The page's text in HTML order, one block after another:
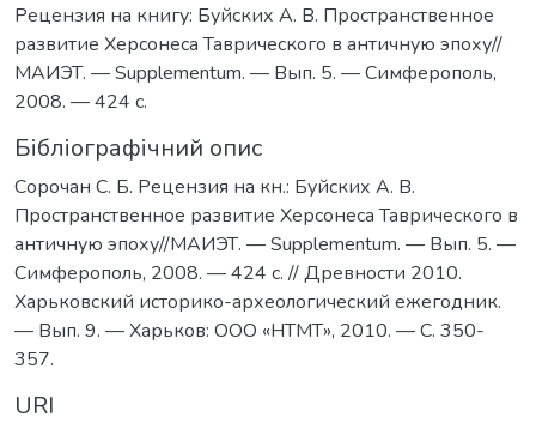
Рецензия на книгу: Буйских А. В. Пространственное
развитие Херсонеса Таврического в античную эпоху//
МАИЭТ. — Supplementum. — Вып. 5. — Симферополь,
2008. — 424 с.
Бібліографічний опис
Сорочан С. Б. Рецензия на кн.: Буйских А. В.
Пространственное развитие Херсонеса Таврического в
античную эпоху//МАИЭТ. — Supplementum. — Вып. 5. —
Симферополь, 2008. — 424 с. // Древности 2010.
Харьковский историко-археологический ежегодник.
— Вып. 9. — Харьков: ООО «НТМТ», 2010. — C. 350-
357.
URI